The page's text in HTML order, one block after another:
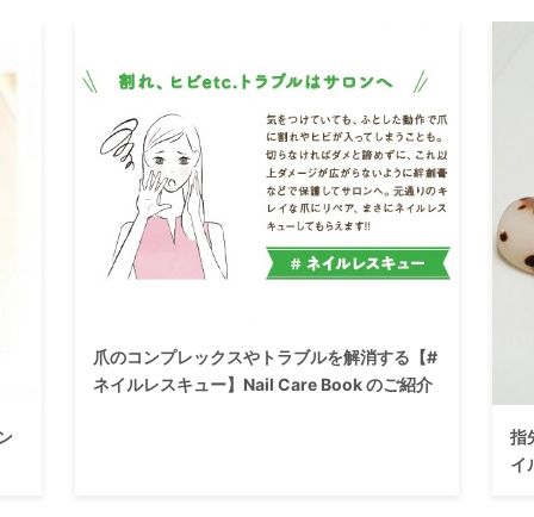
爪のコンプレックスやトラブルを解消する【#
ネイルレスキュー】Nail Care Book のご紹介
指
イ